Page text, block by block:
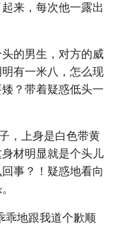
来，每次他一露出
的男生，对方的威
有一米八，怎么现
？带着疑惑低头一
，上身是白色带黄
材明显就是个头儿
事？！疑惑地看向
乖地跟我道个歉顺